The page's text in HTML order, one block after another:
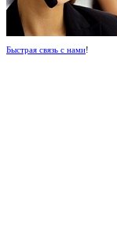
Быстрая связь с нами!